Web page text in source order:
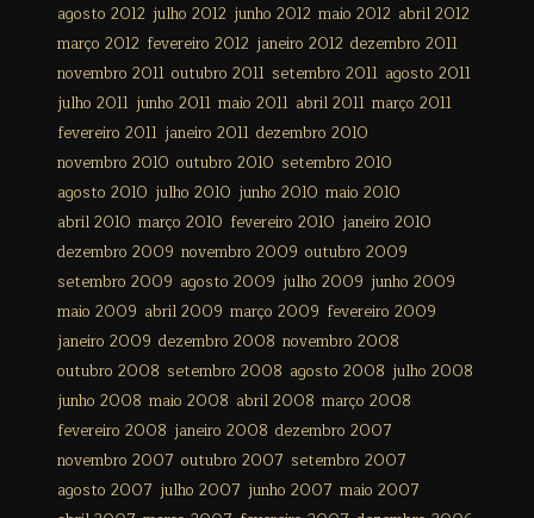
agosto 2012 julho 2012 junho 2012 maio 2012 abril 2012
março 2012 fevereiro 2012 janeiro 2012 dezembro 2011
novembro 2011 outubro 2011 setembro 2011 agosto 2011
julho 2011 junho 2011 maio 2011 abril 2011 março 2011
fevereiro 2011 janeiro 2011 dezembro 2010
novembro 2010 outubro 2010 setembro 2010
agosto 2010 julho 2010 junho 2010 maio 2010
abril 2010 março 2010 fevereiro 2010 janeiro 2010
dezembro 2009 novembro 2009 outubro 2009
setembro 2009 agosto 2009 julho 2009 junho 2009
maio 2009 abril 2009 março 2009 fevereiro 2009
janeiro 2009 dezembro 2008 novembro 2008
outubro 2008 setembro 2008 agosto 2008 julho 2008
junho 2008 maio 2008 abril 2008 março 2008
fevereiro 2008 janeiro 2008 dezembro 2007
novembro 2007 outubro 2007 setembro 2007
agosto 2007 julho 2007 junho 2007 maio 2007